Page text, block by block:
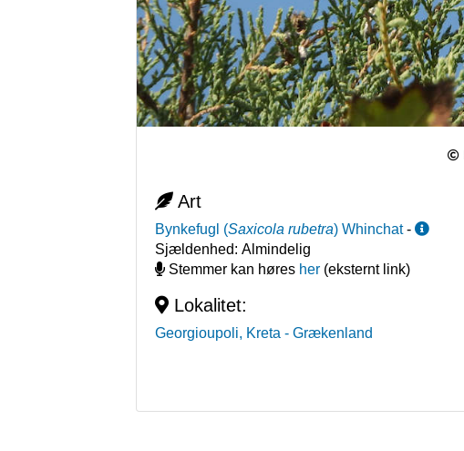
Art
Bynkefugl (Saxicola rubetra)Whinchat -
Sjældenhed:Almindelig
Stemmer kan høres her (eksternt link)
Lokalitet:
Georgioupoli, Kreta - Grækenland